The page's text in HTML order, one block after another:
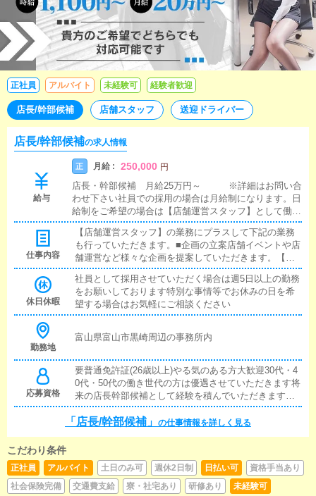
正社員 アルバイト 未経験可 経験者歓迎
店長/幹部候補 店舗スタッフ 送迎ドライバー
店長/幹部候補の求人情報
給与
正 月給 : 250,000 円
店長・幹部候補 月給25万円～ ※詳細はお問い合
わせ下さい社員での採用の場合は月給制になります。日
給制をご希望の場合は【店舗運営スタッフ】として働く
ことも可能です
仕事内容
【店舗運営スタッフ】の業務にプラスして下記の業務
も行っていただきます。■企画の立案店舗イベントや店
舗運営など様々な企画を提案していただきます。【新
規のお客様の増加】【お客様のリピート率の向上】
【キャストの方の入店数の増加】など、売上UPに繋が
る施策の提案を行っていただきます。■キャスト管理お
店で働いていただいているキャストの方が稼げるよう
方などのアドバイスを行っていただきます。※送迎業
はやっていただく場合もございますまずは、【店舗運
営スタッフ】として入社していただき、業務に慣れて
きたら、『キャストの管理』や『経営に関わる業務』
を順に覚えていただきます。
休日休暇
社員として採用させていただく場合は週5日以上の勤務
をお願いしております特別な事情等でお休みの日を希
望する場合はお気軽にご相談ください
勤務地
富山県富山市黒崎周辺の事務所内
応募資格
要普通免許証(26歳以上)やる気のある方大歓迎30代・4
0代・50代の働き世代の方は優遇させていただきます将
来の店長幹部候補として経験を積んでいただきます。
まずは、【店舗運営スタッフ】として正社員で入社し
てスキルアップ/役職がついていくイメージになります
「店長/幹部候補」 の仕事情報を詳しく見る
こだわり条件
正社員 アルバイト 土日のみ可 週休2日制 日払い可
資格手当あり
社会保険完備
交通費支給 寮・社宅あり 研修あり
未経験可